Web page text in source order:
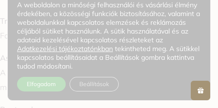
Tranexámsav
Fokozza a bőr ragyogását és finomítja a bőr textúráját.
Aszkorbil-glükozid
A C-vitamin stabilizált formája, amely világosítja a bőrt,
miközben segít kiegyenlíteni a bőr tónusát és textúráját.
A weboldalon a minőségi felhasználói és vásárlási élmény
érdekében, a közösségi funkciók biztosításához, valamint a
weboldalunkkal kapcsolatos elemzések és reklámozás
céljából sütiket használunk. A sütik használatával és az
adataid kezelésével kapcsolatos részleteket az
Adatkezelési tájékoztatónkban tekintheted meg. A sütikkel
kapcsolatos beállításaidat a Beállítások gombra kattintva
tudod módosítani.
Elfogadom Beállítások